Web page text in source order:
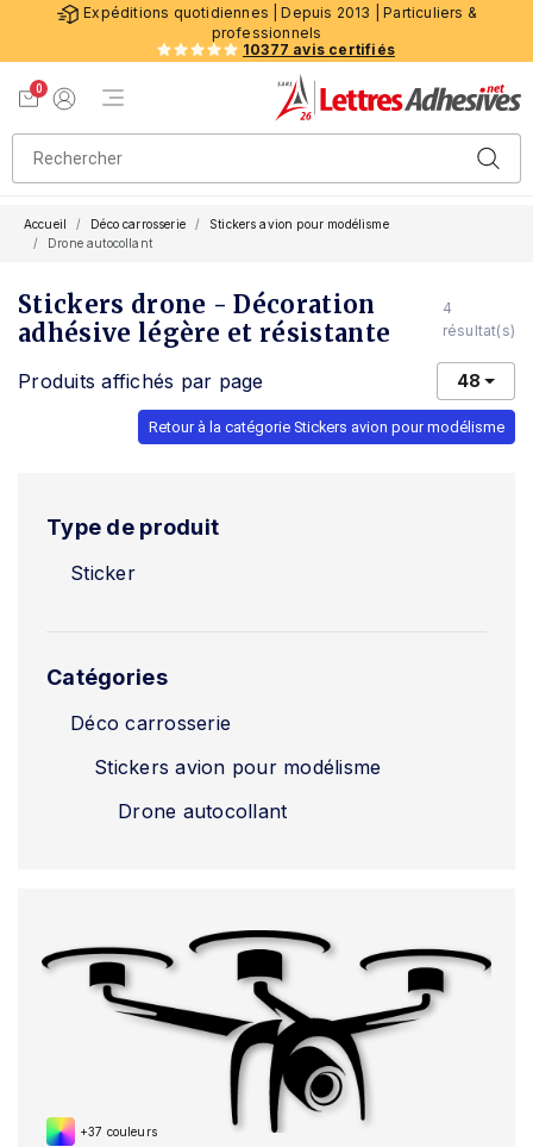
Expéditions quotidiennes | Depuis 2013 | Particuliers &
professionnels
10377 avis certifiés
0
Menu de navigation
Accueil Déco carrosserie
Stickers avion pour modélisme
Drone autocollant
Stickers drone - Décoration
adhésive légère et résistante
4
résultat(s)
Produits affichés par page 48
Retour à la catégorie Stickers avion pour modélisme
Type de produit
Sticker
Catégories
Déco carrosserie
Stickers avion pour modélisme
Drone autocollant
+37 couleurs